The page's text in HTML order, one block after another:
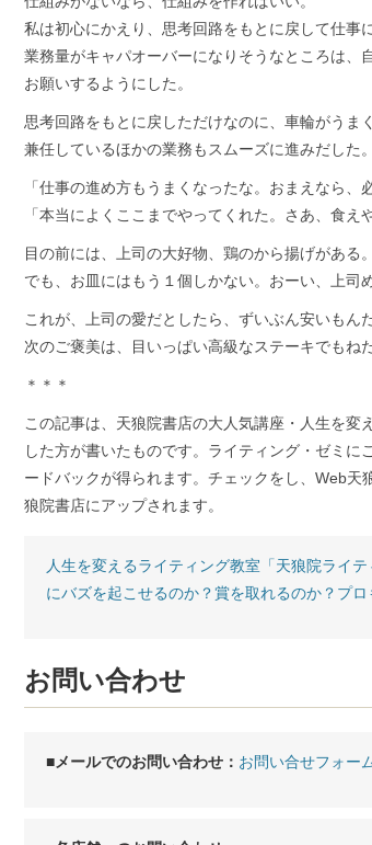
私は初心にかえり、思考回路をもとに戻して仕事
業務量がキャパオーバーになりそうなところは、
お願いするようにした。
思考回路をもとに戻しただけなのに、車輪がうま
兼任しているほかの業務もスムーズに進みだした。
「仕事の進め方もうまくなったな。おまえなら、
「本当によくここまでやってくれた。さあ、食えや
目の前には、上司の大好物、鶏のから揚げがある。
でも、お皿にはもう１個しかない。おーい、上司
これが、上司の愛だとしたら、ずいぶん安いもんだ
次のご褒美は、目いっぱい高級なステーキでもね
＊＊＊
この記事は、天狼院書店の大人気講座・人生を
した方が書いたものです。ライティング・ゼミに
ードバックが得られます。チェックをし、Web
狼院書店にアップされます。
人生を変えるライティング教室「天狼院ライ
にバズを起こせるのか？賞を取れるのか？プ
お問い合わせ
■メールでのお問い合わせ： お問い合せフォー